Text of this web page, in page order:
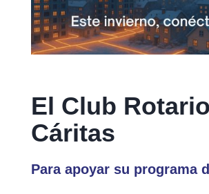
El Club
Cáritas
Para apoyar su programa